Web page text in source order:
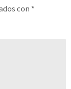
con *